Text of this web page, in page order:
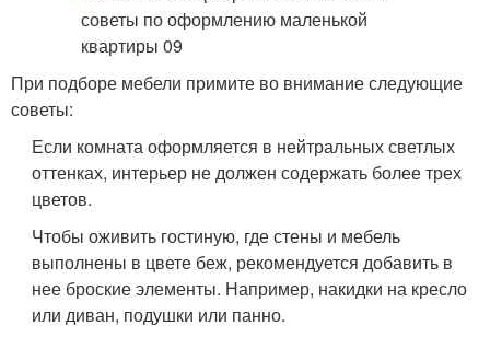
При подборе мебели примите во внимание следующие
советы:
Если комната оформляется в нейтральных светлых
оттенках, интерьер не должен содержать более трех
цветов.
Чтобы оживить гостиную, где стены и мебель
выполнены в цвете беж, рекомендуется добавить в
нее броские элементы. Например, накидки на кресло
или диван, подушки или панно.